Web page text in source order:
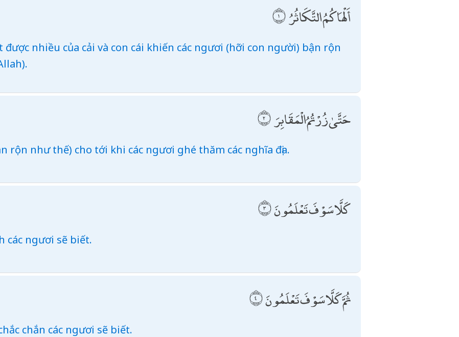
أَلْهَاكُمُ التَّكَاثُرُ
được nhiều của cải và con cái khiến các ngươi (hỡi con người) bận rộn
حَتَّىٰ زُرْتُمُ الْمَقَابِرَ
rộn như thế) cho tới khi các ngươi ghé thăm các nghĩa địa.
كَلَّا سَوْفَ تَعْلَمُونَ
các ngươi sẽ biết.
ثُمَّ كَلَّا سَوْفَ تَعْلَمُونَ
chắn các ngươi sẽ biết.